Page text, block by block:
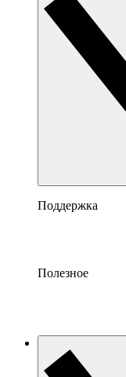
Поддержка
Полезное